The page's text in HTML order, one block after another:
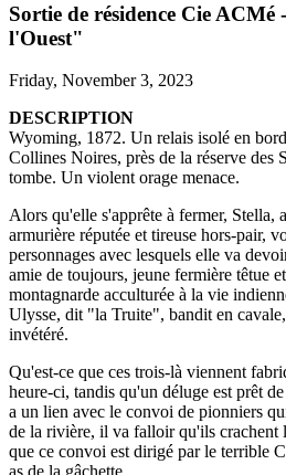
Sortie de résidence Cie
l'Ouest"
Friday, November 3, 2023
DESCRIPTION
Wyoming, 1872. Un relais isolé en
Collines Noires, près de la réserve des
tombe. Un violent orage menace.
Alors qu'elle s'apprête à fermer, Stella,
armurière réputée et tireuse hors-pair,
personnages avec lesquels elle va
amie de toujours, jeune fermière têtue
montagnarde acculturée à la vie
Ulysse, dit "la Truite", bandit en cavale,
invétéré.
Qu'est-ce que ces trois-là viennent
heure-ci, tandis qu'un déluge est prêt
a un lien avec le convoi de pionniers
de la rivière, il va falloir qu'ils crachent
que ce convoi est dirigé par le terrible